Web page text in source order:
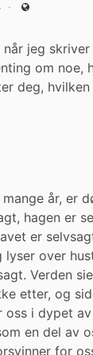
Public
når jeg
om noe,
deg,
år, er
hagen er
er
lyser over
Verden
etter, og
oss i dypet
en del av
for